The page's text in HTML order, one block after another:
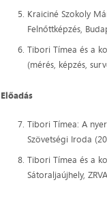
Kraiciné Szokoly
Felnőttképzés,
Tibori Tímea és a
(mérés, képzés,
Előadás
Tibori Tímea: A
Szövetségi Iroda
Tibori Tímea és a
Sátoraljaújhely,